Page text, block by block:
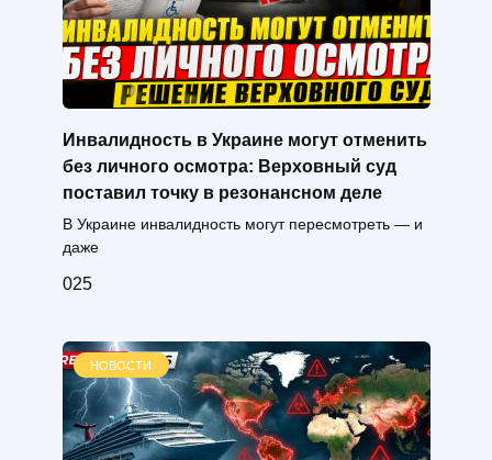
Инвалидность в Украине могут отменить
без личного осмотра: Верховный суд
поставил точку в резонансном деле
В Украине инвалидность могут пересмотреть — и
даже
025
НОВОСТИ